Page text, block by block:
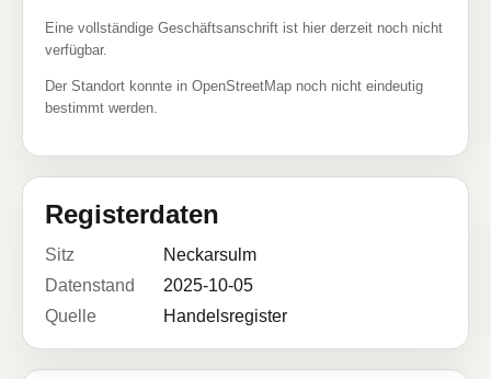
Eine vollständige Geschäftsanschrift ist hier derzeit noch nicht
verfügbar.
Der Standort konnte in OpenStreetMap noch nicht eindeutig
bestimmt werden.
Registerdaten
Sitz
Neckarsulm
Datenstand
2025-10-05
Quelle
Handelsregister